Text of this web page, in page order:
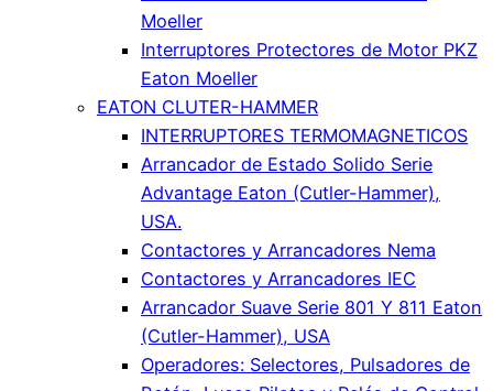
Moeller
Interruptores Protectores de Motor PKZ
Eaton Moeller
EATON CLUTER-HAMMER
INTERRUPTORES TERMOMAGNETICOS
Arrancador de Estado Solido Serie
Advantage Eaton (Cutler-Hammer),
USA.
Contactores y Arrancadores Nema
Contactores y Arrancadores IEC
Arrancador Suave Serie 801 Y 811 Eaton
(Cutler-Hammer), USA
Operadores: Selectores, Pulsadores de